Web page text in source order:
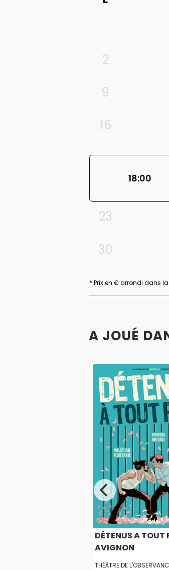
2
9
16
18:00
23
30
* Prix en € arrondi dans
A JOUÉ
DÉTENUS A TOUT
AVIGNON
THÉÂTRE DE